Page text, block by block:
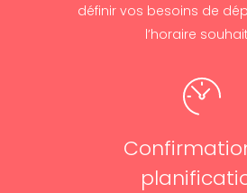
définir vos besoins de
l’horaire